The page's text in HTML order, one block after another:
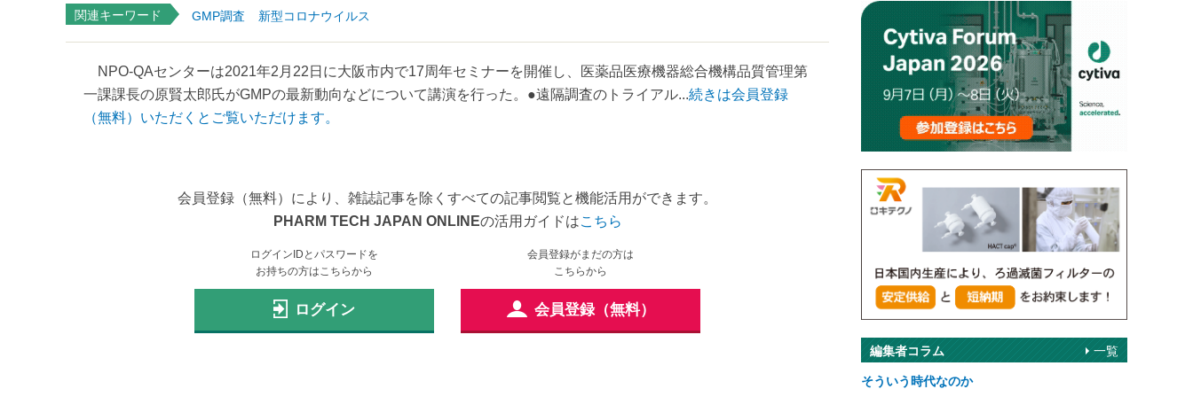
関連キーワード GMP調査 新型コロナウイルス
NPO-QAセンターは2021年2月22日に大阪市内で17周年セミナーを開催し、医薬品医療機器総合機構品質管理第
一課課長の原賢太郎氏がGMPの最新動向などについて講演を行った。●遠隔調査のトライアル...続きは会員登録
（無料）いただくとご覧いただけます。
会員登録（無料）により、雑誌記事を除くすべての記事閲覧と機能活用ができます。
PHARM TECH JAPAN ONLINEの活用ガイドはこちら
ログインIDとパスワードを
お持ちの方はこちらから
ログイン
会員登録がまだの方は
こちらから
会員登録（無料）
編集者コラム
そういう時代なのか
一覧